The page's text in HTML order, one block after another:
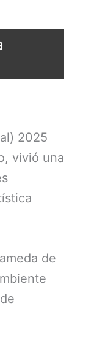
2025
vivió una
de